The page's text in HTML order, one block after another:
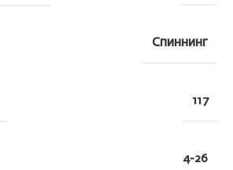
Спиннинг
117
4-26